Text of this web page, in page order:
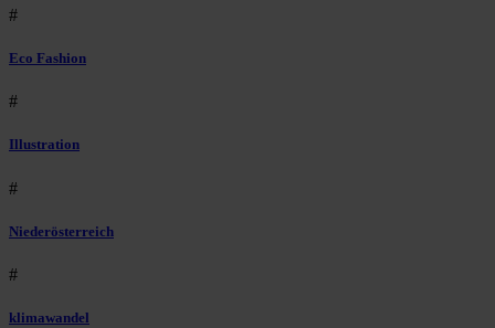
#
Eco Fashion
#
Illustration
#
Niederösterreich
#
klimawandel